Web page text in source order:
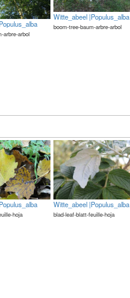
arbre-arbol
Witte_abeel |Populus_alba
boom-tree-baum-arbre-arbol
hoja
Witte_abeel |Populus_alba
blad-leaf-blatt-feuille-hoja